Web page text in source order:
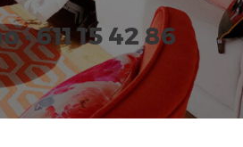
· 611 15 42 86